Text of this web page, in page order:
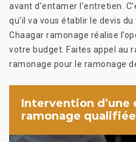
avant d’entamer l’entretien.
qu’il va vous établir le devis
Chaagar ramonage réalise
votre budget. Faites appel au
ramonage pour le ramonage
Intervention d’une
ramonage